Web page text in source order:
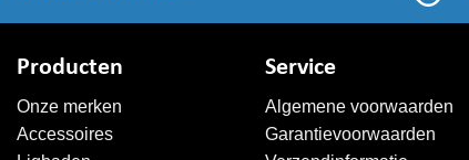
Producten
Onze merken
Accessoires
Service
Algemene voorwaarden
Garantievoorwaarden